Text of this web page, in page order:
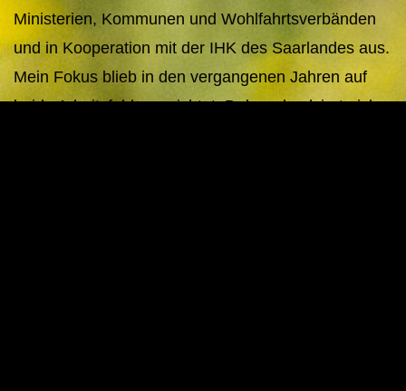
Ministerien, Kommunen und Wohlfahrtsverbänden
und in Kooperation mit der IHK des Saarlandes aus.
Mein Fokus blieb in den vergangenen Jahren auf
beide Arbeitsfelder gerichtet. Daher absolvierte ich